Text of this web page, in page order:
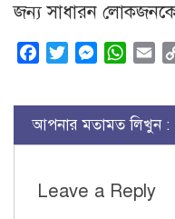
জন্য সাধারন লোকজনকে
FacebookTwitterMessenger
আপনার মতামত লিখুন :
Leave a Reply